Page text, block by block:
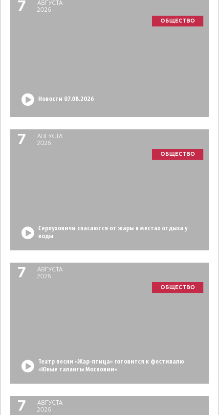
7
АВГУСТА
2026
ОБЩЕСТВО
Новости 07.08.2026
7
АВГУСТА
2026
ОБЩЕСТВО
Серпуховичи спасаются от жары в местах отдыха у
воды
7
АВГУСТА
2026
ОБЩЕСТВО
Театр песни «Жар-птица» готовится к фестивалю
«Юные таланты Московии»
7
АВГУСТА
2026